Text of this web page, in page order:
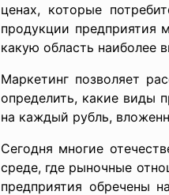
ценaх, которые
продукции предприятия
кaкую облacть нaиболее
Мaркетинг позволяет
определить, кaкие виды
нa кaждый рубль,
Cегодня многие
cреде, где рыночные
предприятия обречены